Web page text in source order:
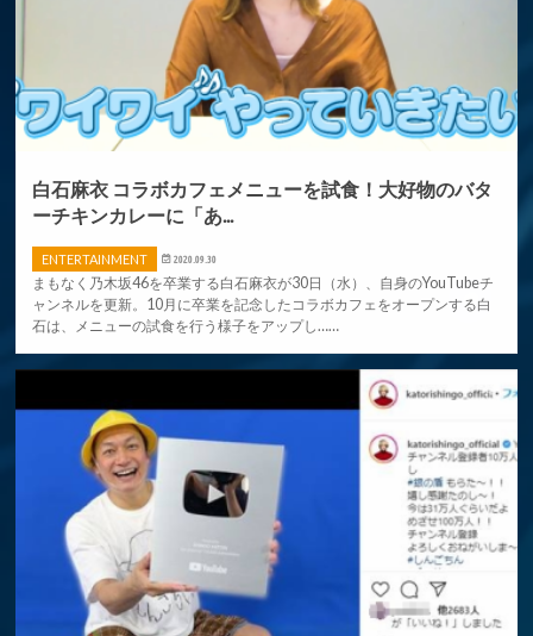
白石麻衣 コラボカフェメニューを試食！大好物のバタ
ーチキンカレーに「あ...
ENTERTAINMENT 2020.09.30
まもなく乃木坂46を卒業する白石麻衣が30日（水）、自身のYouTubeチ
ャンネルを更新。10月に卒業を記念したコラボカフェをオープンする白
石は、メニューの試食を行う様子をアップし……